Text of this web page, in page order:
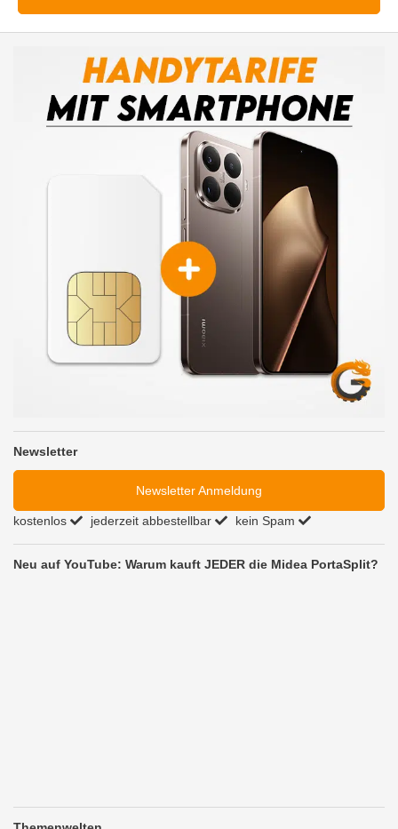
Newsletter
Newsletter Anmeldung
kostenlos jederzeit abbestellbar kein Spam
Neu auf YouTube: Warum kauft JEDER die Midea PortaSplit?